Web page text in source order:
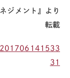
ジメント』より
転載
31